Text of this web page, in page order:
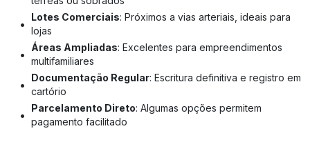
•
Lotes Comerciais: Próximos a vias arteriais, ideais para
lojas
•
Áreas Ampliadas: Excelentes para empreendimentos
multifamiliares
•
Documentação Regular: Escritura definitiva e registro em
cartório
•
Parcelamento Direto: Algumas opções permitem
pagamento facilitado